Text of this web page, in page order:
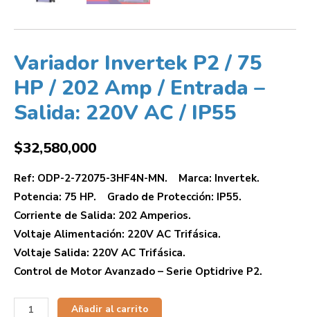
Variador Invertek P2 / 75
HP / 202 Amp / Entrada –
Salida: 220V AC / IP55
$32,580,000
Ref: ODP-2-72075-3HF4N-MN. Marca: Invertek.
Potencia: 75 HP. Grado de Protección: IP55.
Corriente de Salida: 202 Amperios.
Voltaje Alimentación: 220V AC Trifásica.
Voltaje Salida: 220V AC Trifásica.
Control de Motor Avanzado – Serie Optidrive P2.
Añadir al carrito